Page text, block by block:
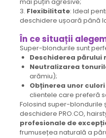
3. Flexibilitate: Ideal
deschidere ușoară până
În ce situații alegem
Super-blondurile sunt
Deschiderea părului
Neutralizarea
arămiu);
Obținerea unor
clientele care preferă
Folosind super-blondurile
deschidere PRO.CO,
profesionale de
frumusețea naturală a